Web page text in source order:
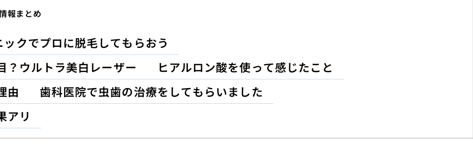
報まとめ
ックでプロに脱毛してもらおう
？ウルトラ美白レーザー
ヒアルロン酸を使って感じたこと
由
歯科医院で虫歯の治療をしてもらいました
アリ